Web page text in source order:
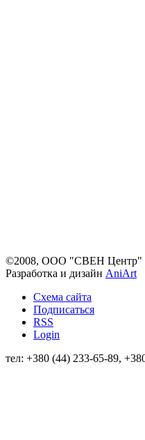
©2008, ООО "СВЕН Центр"
Разработка и дизайн AniArt
Схема сайта
Подписаться
RSS
Login
тел: +380 (44) 233-65-89,